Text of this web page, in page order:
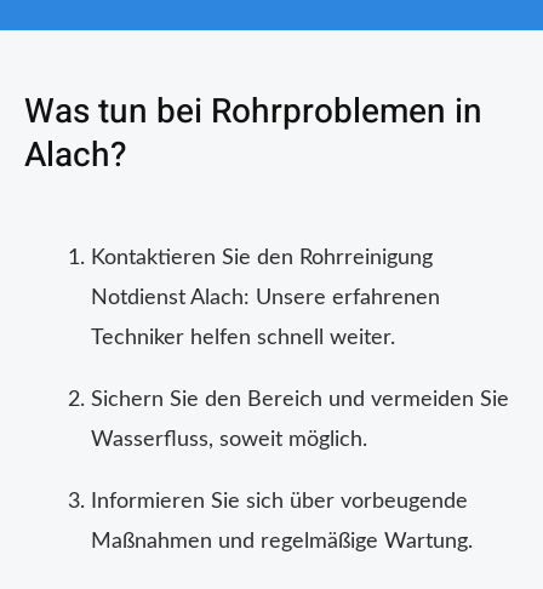
Was tun bei Rohrproblemen in
Alach?
Kontaktieren Sie den Rohrreinigung
Notdienst Alach: Unsere erfahrenen
Techniker helfen schnell weiter.
Sichern Sie den Bereich und vermeiden Sie
Wasserfluss, soweit möglich.
Informieren Sie sich über vorbeugende
Maßnahmen und regelmäßige Wartung.